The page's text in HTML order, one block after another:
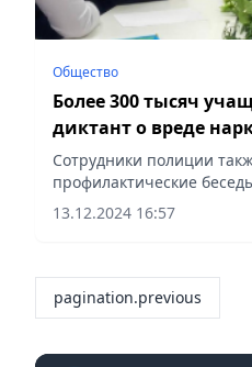
Общество
Более 300 тысяч
диктант о вреде
Сотрудники полиции
профилактические
сообщает Vecher.kz.
13.12.2024 16:57
pagination.previous